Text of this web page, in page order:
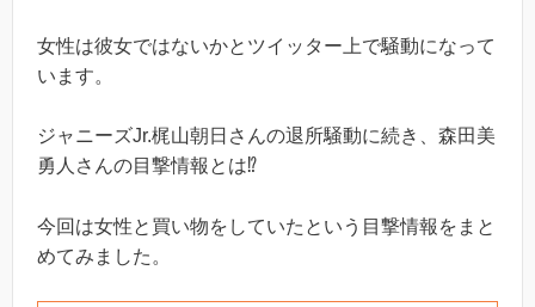
女性は彼女ではないかとツイッター上で騒動になって
います。
ジャニーズJr.梶山朝日さんの退所騒動に続き、森田美
勇人さんの目撃情報とは⁉︎
今回は女性と買い物をしていたという目撃情報をまと
めてみました。